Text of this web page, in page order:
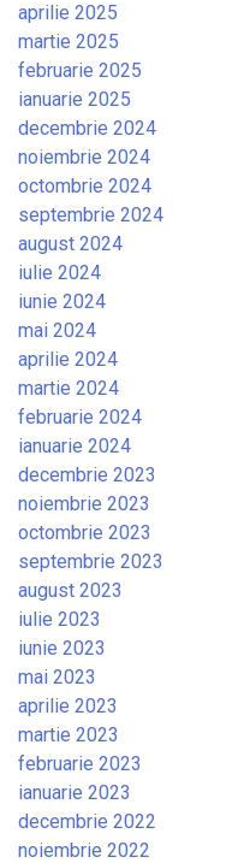
aprilie 2025
martie 2025
februarie 2025
ianuarie 2025
decembrie 2024
noiembrie 2024
octombrie 2024
septembrie 2024
august 2024
iulie 2024
iunie 2024
mai 2024
aprilie 2024
martie 2024
februarie 2024
ianuarie 2024
decembrie 2023
noiembrie 2023
octombrie 2023
septembrie 2023
august 2023
iulie 2023
iunie 2023
mai 2023
aprilie 2023
martie 2023
februarie 2023
ianuarie 2023
decembrie 2022
noiembrie 2022